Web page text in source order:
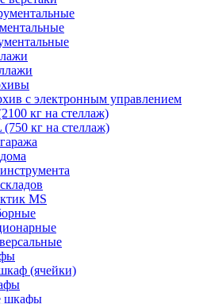
с электронным управлением
кг на стеллаж)
кг на стеллаж)
MS
(ячейки)
шкафы